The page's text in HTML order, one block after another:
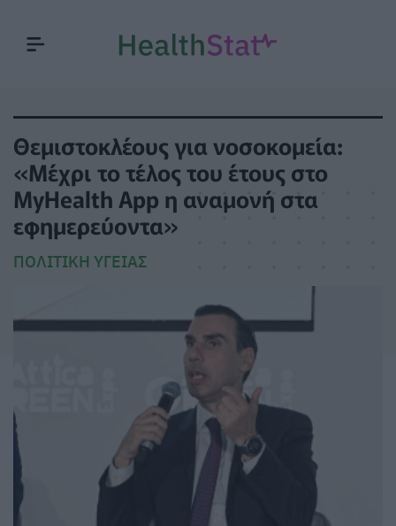
Θεμιστοκλέους για νοσοκομεία:
«Μέχρι το τέλος του έτους στο
MyHealth App η αναμονή στα
εφημερεύοντα»
ΠΟΛΙΤΙΚΉ ΥΓΕΊΑΣ